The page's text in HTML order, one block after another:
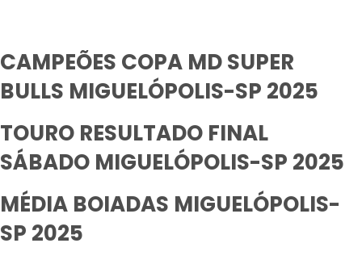
CAMPEÕES COPA MD SUPER
BULLS MIGUELÓPOLIS-SP 2025
TOURO RESULTADO FINAL
SÁBADO MIGUELÓPOLIS-SP 2025
MÉDIA BOIADAS MIGUELÓPOLIS-
SP 2025